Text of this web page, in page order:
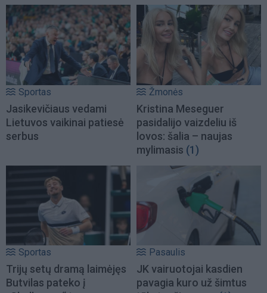
Sportas
Jasikevičiaus vedami
Lietuvos vaikinai patiesė
serbus
Žmonės
Kristina Meseguer
pasidalijo vaizdeliu iš
lovos: šalia – naujas
mylimasis (1)
Sportas
Trijų setų dramą laimėjęs
Butvilas pateko į
Pasaulis
JK vairuotojai kasdien
pavagia kuro už šimtus